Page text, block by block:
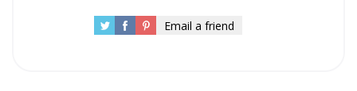
Email a friend